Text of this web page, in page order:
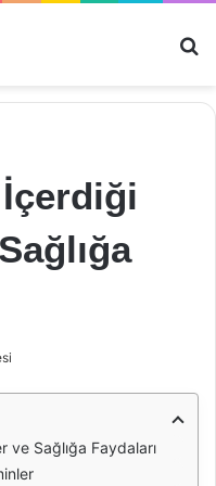
ve Sağlığa Faydaları